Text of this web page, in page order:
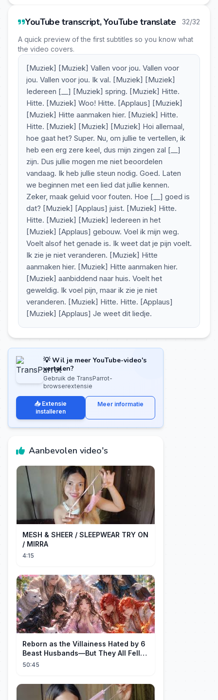
YouTube transcript, YouTube translate 32/32
A quick preview of the first subtitles so you know what
the video covers.
[Muziek] [Muziek] Vallen voor jou. Vallen voor
jou. Vallen voor jou. Ik val. [Muziek] [Muziek]
Iedereen [__] [Muziek] spring. [Muziek] Hitte.
Hitte. [Muziek] Woo! Hitte. [Applaus] [Muziek]
[Muziek] Hitte aanmaken hier. [Muziek] Hitte.
Hitte. [Muziek] [Muziek] [Muziek] Hoi allemaal,
hoe gaat het? Super. Nu, om jullie te vertellen, ik
heb een erg zere keel, dus mijn zingen zal [__]
zijn. Dus jullie mogen me niet beoordelen
vandaag. Ik heb jullie steun nodig. Goed. Laten
we beginnen met een lied dat jullie kennen.
Zeker, maak geluid voor fouten. Hoe [__] goed is
dat? [Muziek] [Applaus] juist. [Muziek] Hitte.
Hitte. [Muziek] [Muziek] Iedereen in het
[Muziek] [Applaus] gebouw. Voel ik mijn weg.
Voelt alsof het genade is. Ik weet dat je pijn voelt.
Ik zie je niet veranderen. [Muziek] Hitte
aanmaken hier. [Muziek] Hitte aanmaken hier.
[Muziek] aanbiddend naar huis. Voelt het
geweldig. Ik voel pijn, maar ik zie je niet
veranderen. [Muziek] Hitte. Hitte. [Applaus]
[Muziek] [Applaus] Je weet dit liedje.
💡 Wil je meer YouTube-video's
vertalen?
Gebruik de TransParrot-
browserextensie
📥 Extensie
installeren
Meer informatie
Aanbevolen video's
MESH & SHEER / SLEEPWEAR TRY ON
/ MIRRA
4:15
Reborn as the Villainess Hated by 6
Beast Husbands—But They All Fell
for Her!
50:45